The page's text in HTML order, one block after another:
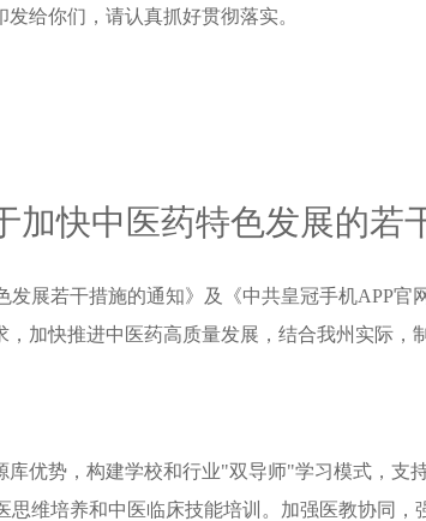
给你们，请认真抓好贯彻落实。
加快中医药特色发展的若
展若干措施的通知》及《中共皇冠手机APP官
加快推进中医药高质量发展，结合我州实际，
优势，构建学校和行业"双导师"学习模式，支
维培养和中医临床技能培训。加强医教协同，